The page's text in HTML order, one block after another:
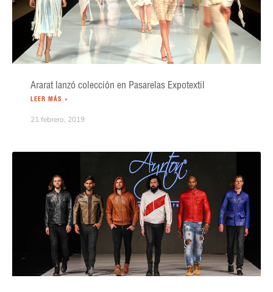
Ararat lanzó colección en Pasarelas Expotextil
LEER MÁS »
21 febrero, 2019